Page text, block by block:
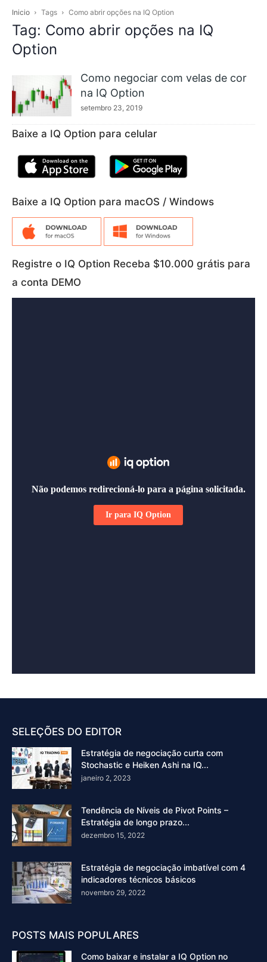
Inicio Tags Como abrir opções na IQ Option
Tag: Como abrir opções na IQ
Option
Como negociar com velas de cor
na IQ Option
setembro 23, 2019
Baixe a IQ Option para celular
Baixe a IQ Option para macOS / Windows
Registre o IQ Option Receba $10.000 grátis para
a conta DEMO
SELEÇÕES DO EDITOR
Estratégia de negociação curta com
Stochastic e Heiken Ashi na IQ...
janeiro 2, 2023
Tendência de Níveis de Pivot Points –
Estratégia de longo prazo...
dezembro 15, 2022
Estratégia de negociação imbatível com 4
indicadores técnicos básicos
novembro 29, 2022
POSTS MAIS POPULARES
Como baixar e instalar a IQ Option no